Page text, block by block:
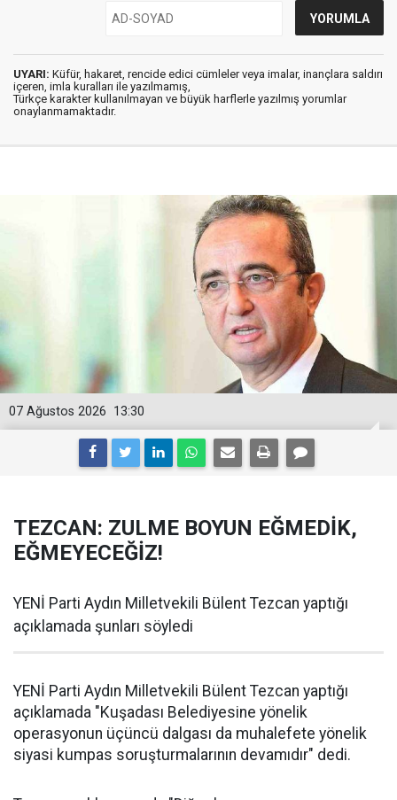
UYARI: Küfür, hakaret, rencide edici cümleler veya imalar, inançlara saldırı
içeren, imla kuralları ile yazılmamış,
Türkçe karakter kullanılmayan ve büyük harflerle yazılmış yorumlar
onaylanmamaktadır.
13:30
07 Ağustos 2026
TEZCAN: ZULME BOYUN EĞMEDİK,
EĞMEYECEĞİZ!
YENİ Parti Aydın Milletvekili Bülent Tezcan yaptığı
açıklamada şunları söyledi
YENİ Parti Aydın Milletvekili Bülent Tezcan yaptığı
açıklamada "Kuşadası Belediyesine yönelik
operasyonun üçüncü dalgası da muhalefete yönelik
siyasi kumpas soruşturmalarının devamıdır" dedi.